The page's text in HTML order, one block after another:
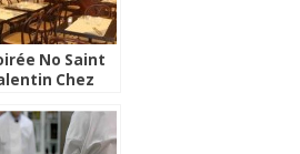
No Saint
Chez